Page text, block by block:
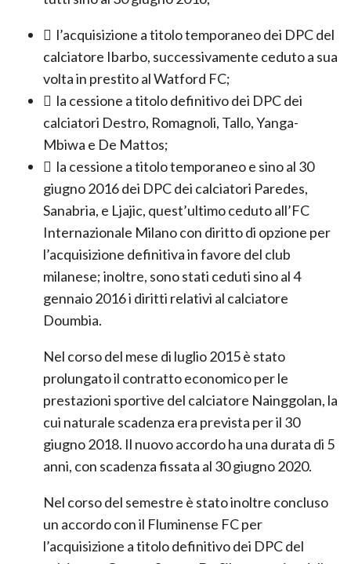
tutti sino al 30 giugno 2016;
 l’acquisizione a titolo temporaneo dei DPC del
calciatore Ibarbo, successivamente ceduto a sua
volta in prestito al Watford FC;
 la cessione a titolo definitivo dei DPC dei
calciatori Destro, Romagnoli, Tallo, Yanga-
Mbiwa e De Mattos;
 la cessione a titolo temporaneo e sino al 30
giugno 2016 dei DPC dei calciatori Paredes,
Sanabria, e Ljajic, quest’ultimo ceduto all’FC
Internazionale Milano con diritto di opzione per
l’acquisizione definitiva in favore del club
milanese; inoltre, sono stati ceduti sino al 4
gennaio 2016 i diritti relativi al calciatore
Nel corso del mese di luglio 2015 è stato
prolungato il contratto economico per le
prestazioni sportive del calciatore Nainggolan, la
cui naturale scadenza era prevista per il 30
giugno 2018. Il nuovo accordo ha una durata di 5
anni, con scadenza fissata al 30 giugno 2020.
Nel corso del semestre è stato inoltre concluso
un accordo con il Fluminense FC per
l’acquisizione a titolo definitivo dei DPC del